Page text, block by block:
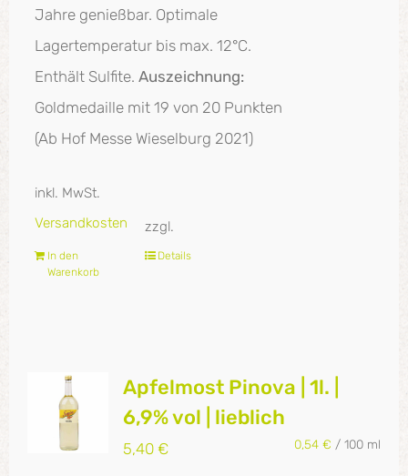
Jahre genießbar. Optimale
Lagertemperatur bis max. 12°C.
Enthält Sulfite. Auszeichnung:
Goldmedaille mit 19 von 20 Punkten
(Ab Hof Messe Wieselburg 2021)
inkl. MwSt.
zzgl.
Versandkosten
In den
Warenkorb
Details
Apfelmost Pinova | 1l. |
6,9% vol | lieblich
5,40 € 0,54 € / 100 ml